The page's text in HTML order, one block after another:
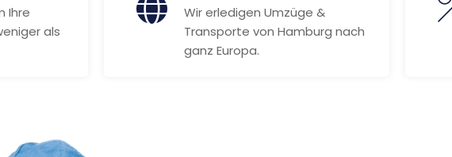
Ihre
als
Wir erledigen Umzüge &
Transporte von Hamburg nach
ganz Europa.